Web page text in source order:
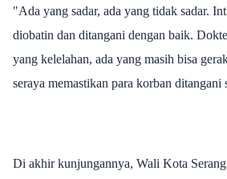
"Ada yang sadar, ada yang tidak sadar.
diobatin dan ditangani dengan baik.
yang kelelahan, ada yang masih bisa
seraya memastikan para korban ditangani
Di akhir kunjungannya, Wali Kota